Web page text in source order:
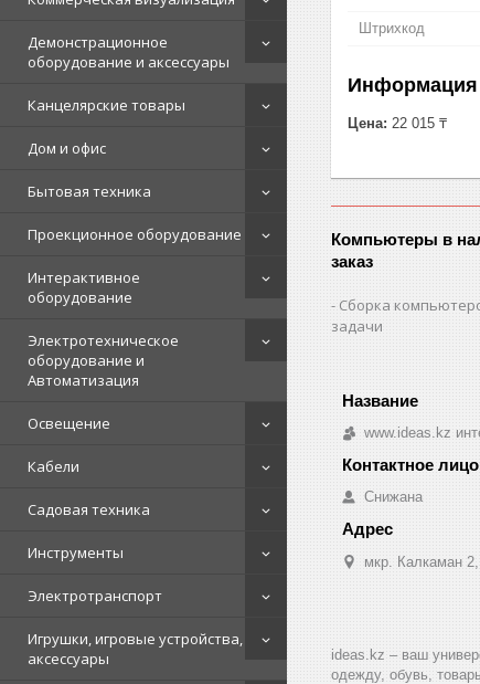
Демонстрационное
оборудование и аксессуары
Канцелярские товары
Дом и офис
Бытовая техника
Проекционное оборудование
Интерактивное
оборудование
Электротехническое
оборудование и
Автоматизация
Освещение
Кабели
Садовая техника
Инструменты
Электротранспорт
Игрушки, игровые устройства,
аксессуары
Штрихкод
Информация
Цена: 22 015 ₸
Компьютеры в
заказ
Сборка
задачи
www.ideas.kz
Снижана
мкр. Калкаман
ideas.kz – ваш
одежду, обувь,